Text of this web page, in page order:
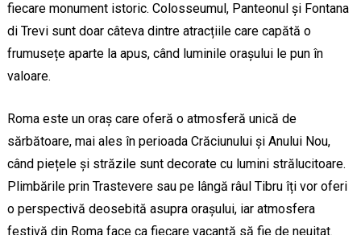
fiecare monument istoric. Colosseumul, Panteonul și Fontana
di Trevi sunt doar câteva dintre atracțiile care capătă o
frumusețe aparte la apus, când luminile orașului le pun în
valoare.
Roma este un oraș care oferă o atmosferă unică de
sărbătoare, mai ales în perioada Crăciunului și Anului Nou,
când piețele și străzile sunt decorate cu lumini strălucitoare.
Plimbările prin Trastevere sau pe lângă râul Tibru îți vor oferi
o perspectivă deosebită asupra orașului, iar atmosfera
festivă din Roma face ca fiecare vacanță să fie de neuitat.